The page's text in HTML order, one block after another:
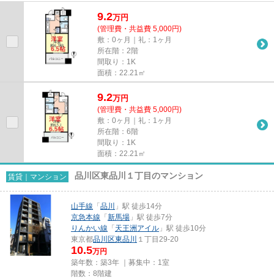
9.2万円
(管理費・共益費 5,000円)
敷：0ヶ月｜礼：1ヶ月
所在階：2階
間取り：1K
面積：22.21㎡
9.2万円
(管理費・共益費 5,000円)
敷：0ヶ月｜礼：1ヶ月
所在階：6階
間取り：1K
面積：22.21㎡
賃貸｜マンション 品川区東品川１丁目のマンション
山手線 「 品川
」駅 徒歩14分
京急本線 「 新馬場 」駅 徒歩7分
りんかい線 「 天王洲アイル 」駅 徒歩10分
東京都品川区東品川 １丁目29-20
10.5万円
築年数：築3年 ｜募集中： 1室
階数：8階建